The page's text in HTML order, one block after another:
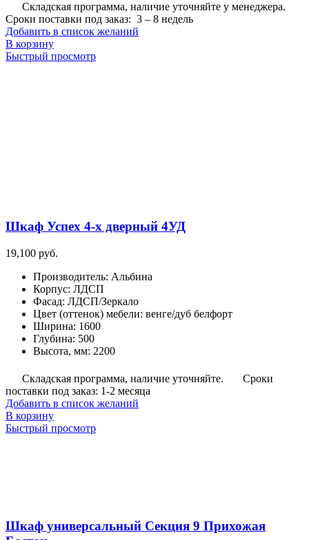
Складская программа, наличие уточняйте у менеджера.
Сроки поставки под заказ: 3 – 8 недель
Добавить в список желаний
В корзину
Быстрый просмотр
Шкаф Успех 4-х дверный 4УД
19,100 руб.
Производитель: Альбина
Корпус: ЛДСП
Фасад: ЛДСП/Зеркало
Цвет (оттенок) мебели: венге/дуб белфорт
Ширина: 1600
Глубина: 500
Высота, мм: 2200
Складская программа, наличие уточняйте.
Сроки
поставки под заказ: 1-2 месяца
Добавить в список желаний
В корзину
Быстрый просмотр
Шкаф универсальный Секция 9 Прихожая